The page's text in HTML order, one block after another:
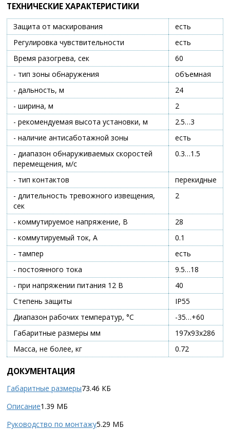
ТЕХНИЧЕСКИЕ ХАРАКТЕРИСТИКИ
Защита от маскирования
есть
Регулировка чувствительности
есть
Время разогрева, сек
60
- тип зоны обнаружения
объемная
- дальность, м
24
- ширина, м
2
- рекомендуемая высота установки, м
2.5…3
- наличие антисаботажной зоны
есть
- диапазон обнаруживаемых скоростей
перемещения, м/с
0.3…1.5
- тип контактов
перекидные
- длительность тревожного извещения,
сек
2
- коммутируемое напряжение, В
28
- коммутируемый ток, А
0.1
- тампер
есть
- постоянного тока
9.5…18
- при напряжении питания 12 В
40
Степень защиты
IP55
Диапазон рабочих температур, °С
-35…+60
Габаритные размеры мм
197х93х286
Масса, не более, кг
0.72
ДОКУМЕНТАЦИЯ
Габаритные размеры73.46 КБ
Описание1.39 МБ
Руководство по монтажу5.29 МБ